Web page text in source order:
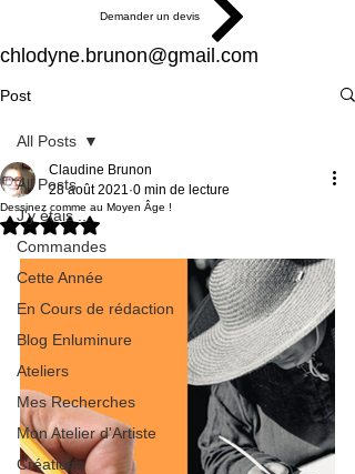
Demander un devis
chlodyne.brunon@gmail.com
Post
All Posts
J'y étais ...
Commandes
Cette Année
En Cours de rédaction
Blog Enluminure
Ateliers
Mes Recherches
Mon Atelier d'Artiste
Créations
All Posts
Dessinez comme au Moyen Âge !
Claudine Brunon
28 août 2021 0 min de lecture
Noté NaN étoiles sur 5.